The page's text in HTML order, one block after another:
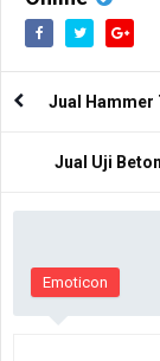
Jual Hammer
Jual Uji
Emoticon